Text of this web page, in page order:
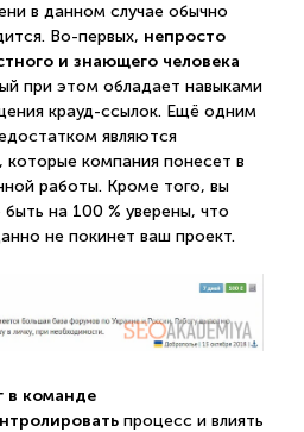
в данном случае обычно
Во-первых, непросто
и знающего человека
при этом обладает навыками
крауд-ссылок. Ещё одним
являются
, которые компания понесет в
работы. Кроме того, вы
на 100 % уверены, что
не покинет ваш проект.
в команде
процесс и влиять